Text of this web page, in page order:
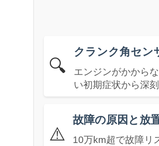
🔍
クランク角セン
エンジンがかから
い初期症状から深
⚠️
故障の原因と放
10万km超で故障リ